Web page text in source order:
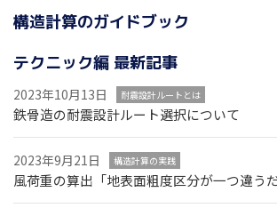
構造計算のガイドブック
テクニック編 最新記事
2023年10月13日 耐震設計ルートとは
鉄骨造の耐震設計ルート選択について
2023年9月21日 構造計算の実践
風荷重の算出「地表面粗度区分が一つ違う